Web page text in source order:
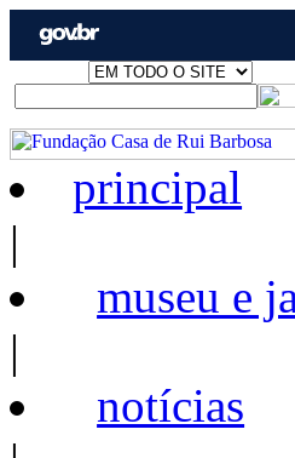
principal
|
museu e
|
notícias